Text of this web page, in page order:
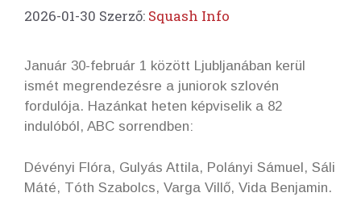
2026-01-30 Szerző: Squash Info
Január 30-február 1 között Ljubljanában kerül
ismét megrendezésre a juniorok szlovén
fordulója. Hazánkat heten képviselik a 82
indulóból, ABC sorrendben:
Dévényi Flóra, Gulyás Attila, Polányi Sámuel, Sáli
Máté, Tóth Szabolcs, Varga Villő, Vida Benjamin.